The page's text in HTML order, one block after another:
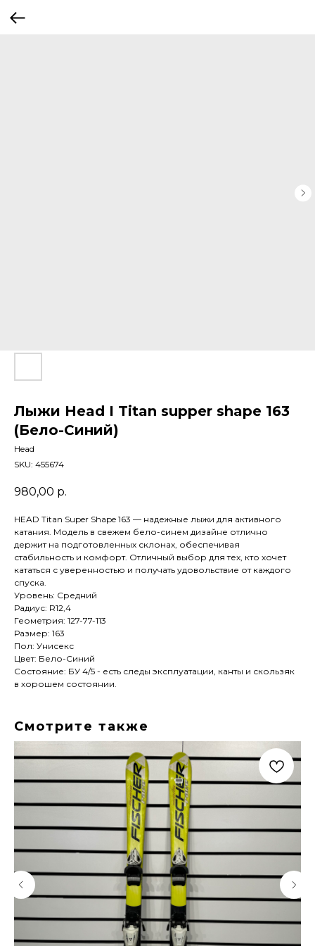
Лыжи Head I Titan supper shape 163
(Бело-Синий)
Head
SKU: 455674
980,00 р.
HEAD Titan Super Shape 163 — надежные лыжи для активного
катания. Модель в свежем бело-синем дизайне отлично
держит на подготовленных склонах, обеспечивая
стабильность и комфорт. Отличный выбор для тех, кто хочет
кататься с уверенностью и получать удовольствие от каждого
спуска.
Уровень: Средний
Радиус: R12,4
Геометрия: 127-77-113
Размер: 163
Пол: Унисекс
Цвет: Бело-Синий
Состояние: БУ 4/5 - есть следы эксплуатации, канты и скользяк
в хорошем состоянии.
Смотрите также